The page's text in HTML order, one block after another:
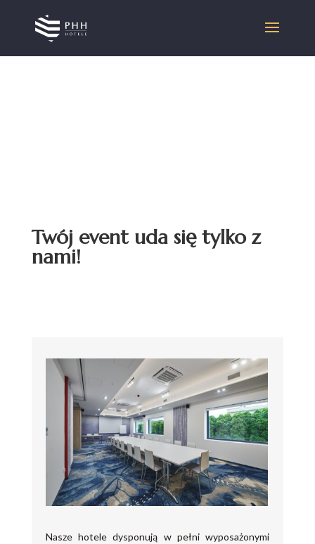
Twój event uda się tylko z
nami!
Nasze hotele dysponują w pełni wyposażonymi